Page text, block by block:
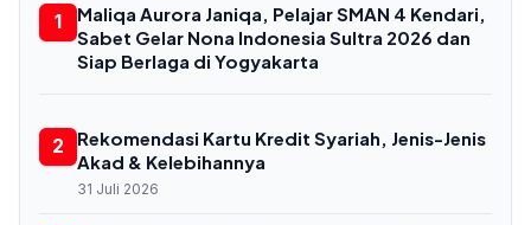
1
Maliqa Aurora Janiqa, Pelajar SMAN 4 Kendari,
Sabet Gelar Nona Indonesia Sultra 2026 dan
Siap Berlaga di Yogyakarta
2
Rekomendasi Kartu Kredit Syariah, Jenis-Jenis
Akad & Kelebihannya
31 Juli 2026